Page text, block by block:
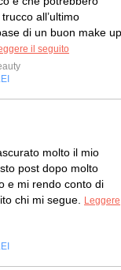
all’ultimo
di un buon make up
il seguito
molto il mio
post dopo molto
e mi rendo conto di
chi mi segue.
Leggere